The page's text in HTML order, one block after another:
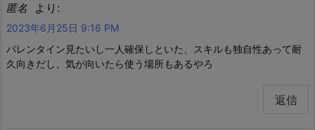
匿名 より:
2023年6月25日 9:16 PM
バレンタイン見たいし一人確保しといた、スキルも独自性あって耐
久向きだし、気が向いたら使う場所もあるやろ
返信